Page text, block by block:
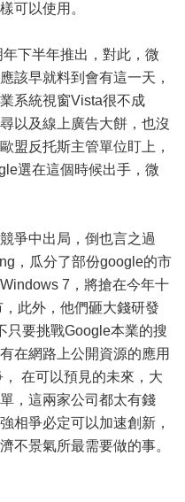
可以使用。
下半年推出，對此，微
該早就料到會有這一天，
系統視窗Vista很不成
以及線上廣告大餅，也沒
歐盟 反托斯主管單位盯上，
選在這個時候出手，微
爭中出局，倒也言之過
，瓜分了部份google的市
7，將搶在今年十
此外，他們砸大錢研發
只要挑戰Google本業的搜
在網路上公開資源的應用
在可以預見的未來，大
，這兩家公司都太有錢
相爭必定可以加速創新，
不景氣所最需要做的事。